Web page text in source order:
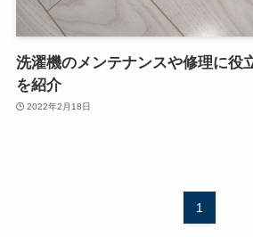
洗濯機のメンテナンスや修理に役
を紹介
2022年2月18日
1